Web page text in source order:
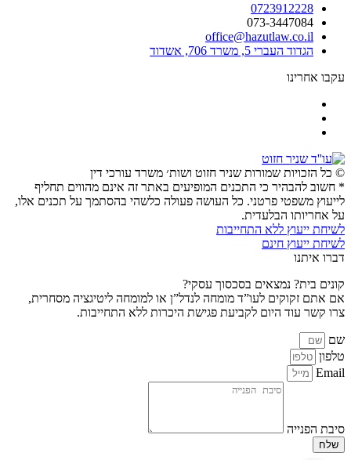
0723912228
073-3447084
office@hazutlaw.co.il
הגדוד העברי 5, משרד 706, אשדוד
עקבו אחרינו
© כל הזכויות שמורות שניר חזוט ושות׳ משרד עורכי דין
* חשוב להבהיר כי התכנים המופיעים באתר זה אינם מהווים תחליף
לייעוץ משפטי פרטני. כל העושה פעולה כלשהי בהסתמך על תכנים אלו,
על אחריותו הבלעדית.
לשיחת ייעוץ ללא התחייבות
לשיחת ייעוץ חינם
דברו איתנו
קונים בית? נמצאים בסכסוך עסקי?
אם אתם זקוקים לעו”ד מומחה לנדל”ן או למומחה ליטיגציה מסחרית,
צרו קשר עוד היום לקביעת פגישת היכרות ללא התחייבות.
שם
טלפון
Email
סיבת הפנייה
שלח